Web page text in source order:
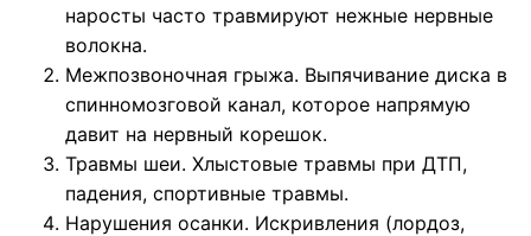
наросты часто травмируют нежные нервные
волокна.
Межпозвоночная грыжа. Выпячивание диска в
спинномозговой канал, которое напрямую
давит на нервный корешок.
Травмы шеи. Хлыстовые травмы при ДТП,
падения, спортивные травмы.
Нарушения осанки. Искривления (лордоз,